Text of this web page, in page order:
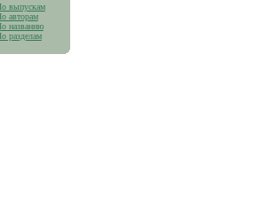
выпускам
авторам
названию
разделам